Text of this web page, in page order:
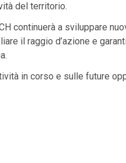
del territorio.
continuerà a sviluppare
il raggio d’azione e
in corso e sulle future